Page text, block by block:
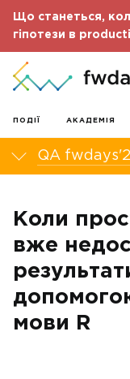
Що станеться,
гіпотези в
ПОДІЇ АКАДЕМІЯ
Коли
вже
мови R